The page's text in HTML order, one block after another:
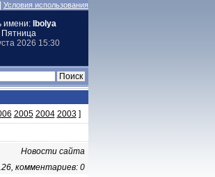
Условия использования
имени: Ibolya
Пятница
2026 15:30
2005 2004 2003 ]
Новости сайта
комментариев: 0